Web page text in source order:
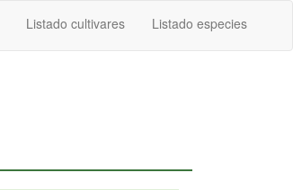
Listado especies
Listado cultivares